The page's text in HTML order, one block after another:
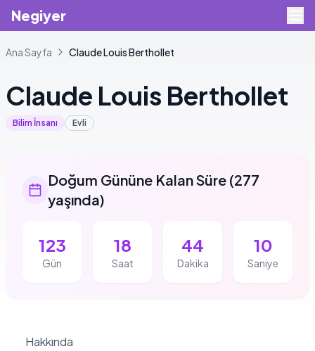
Negiyer
Ana Sayfa ClaudeLouis Berthollet
Claude Louis Berthollet
Bilim İnsanı Evli
Doğum Gününe Kalan Süre (277
yaşında)
123
Gün
18
Saat
44
Dakika
10
Saniye
Hakkında